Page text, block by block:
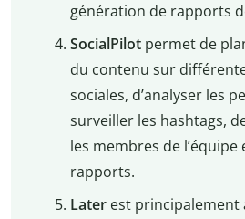
génération de rapports
SocialPilotpermet de
du contenu sur
sociales, d’analyser les
surveiller les hashtags,
les membres de
rapports.
Laterest principalement